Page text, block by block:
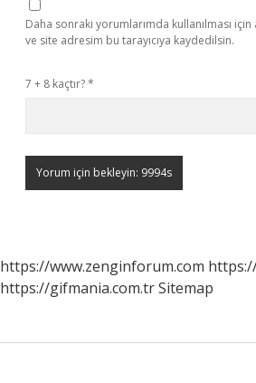
Daha sonraki yorumlarımda kullanılması
ve site adresim bu tarayıcıya kaydedilsin.
7 + 8 kaçtır?*
https://www.zenginforum.com
https://gifmania.com.trSitemap